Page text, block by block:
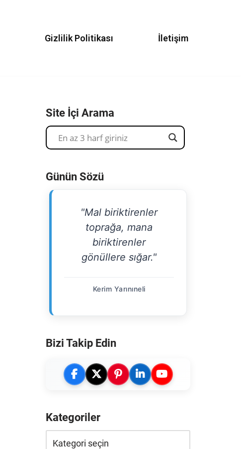
Gizlilik Politikası İletişim
Site İçi Arama
Günün Sözü
"Mal biriktirenler
toprağa, mana
biriktirenler
gönüllere sığar."
Kerim Yarınıneli
Bizi Takip Edin
Kategoriler